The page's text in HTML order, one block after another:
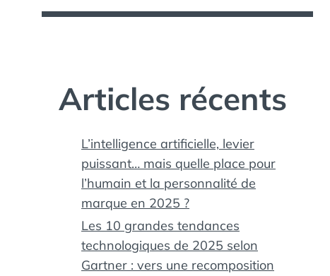
Articles récents
L’intelligence artificielle, levier
puissant… mais quelle place pour
l’humain et la personnalité de
marque en 2025 ?
Les 10 grandes tendances
technologiques de 2025 selon
Gartner : vers une recomposition